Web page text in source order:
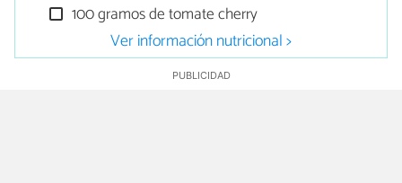
100 gramos de tomate cherry
Ver información nutricional >